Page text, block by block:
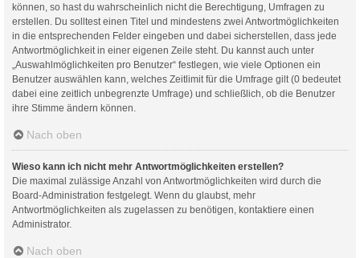
können, so hast du wahrscheinlich nicht die Berechtigung, Umfragen zu
erstellen. Du solltest einen Titel und mindestens zwei Antwortmöglichkeiten
in die entsprechenden Felder eingeben und dabei sicherstellen, dass jede
Antwortmöglichkeit in einer eigenen Zeile steht. Du kannst auch unter
„Auswahlmöglichkeiten pro Benutzer“ festlegen, wie viele Optionen ein
Benutzer auswählen kann, welches Zeitlimit für die Umfrage gilt (0 bedeutet
dabei eine zeitlich unbegrenzte Umfrage) und schließlich, ob die Benutzer
ihre Stimme ändern können.
Nach oben
Wieso kann ich nicht mehr Antwortmöglichkeiten erstellen?
Die maximal zulässige Anzahl von Antwortmöglichkeiten wird durch die
Board-Administration festgelegt. Wenn du glaubst, mehr
Antwortmöglichkeiten als zugelassen zu benötigen, kontaktiere einen
Administrator.
Nach oben